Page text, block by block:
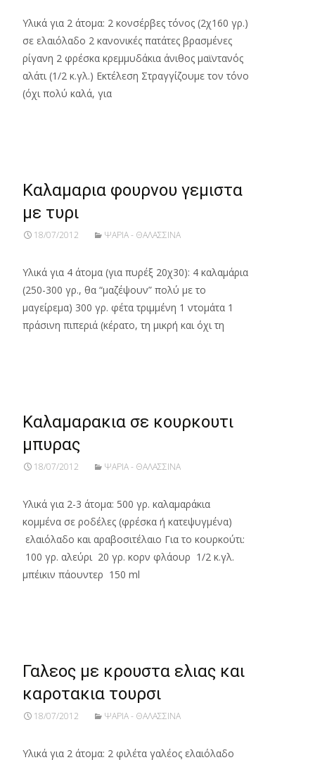
Υλικά για 2 άτομα: 2 κονσέρβες τόνος (2χ160 γρ.)
σε ελαιόλαδο 2 κανονικές πατάτες βρασμένες
ρίγανη 2 φρέσκα κρεμμυδάκια άνιθος μαϊντανός
αλάτι (1/2 κ.γλ.) Εκτέλεση Στραγγίζουμε τον τόνο
(όχι πολύ καλά, για
Καλαμαρια φουρνου γεμιστα
με τυρι
18/07/2012 ΨΑΡΙΑ - ΘΑΛΑΣΣΙΝΑ
Υλικά για 4 άτομα (για πυρέξ 20χ30): 4 καλαμάρια
(250-300 γρ., θα “μαζέψουν” πολύ με το
μαγείρεμα) 300 γρ. φέτα τριμμένη 1 ντομάτα 1
πράσινη πιπεριά (κέρατο, τη μικρή και όχι τη
Καλαμαρακια σε κουρκουτι
μπυρας
18/07/2012 ΨΑΡΙΑ - ΘΑΛΑΣΣΙΝΑ
Υλικά για 2-3 άτομα: 500 γρ. καλαμαράκια
κομμένα σε ροδέλες (φρέσκα ή κατεψυγμένα)
ελαιόλαδο και αραβοσιτέλαιο Για το κουρκούτι:
100 γρ. αλεύρι 20 γρ. κορν φλάουρ 1/2 κ.γλ.
μπέικιν πάουντερ 150 ml
Γαλεος με κρουστα ελιας και
καροτακια τουρσι
18/07/2012 ΨΑΡΙΑ - ΘΑΛΑΣΣΙΝΑ
Υλικά για 2 άτομα: 2 φιλέτα γαλέος ελαιόλαδο